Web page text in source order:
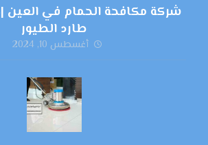
طارد الطيور
أغسطس 10, 2024